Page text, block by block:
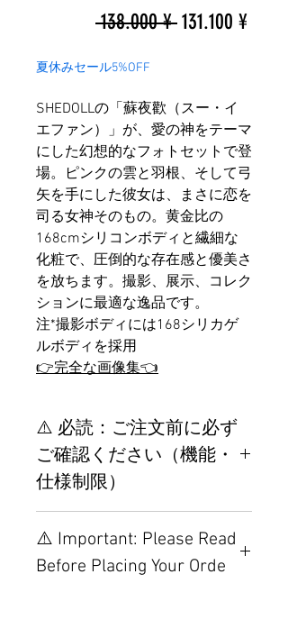
138.000 ¥ 一
格
131.100 ¥促
夏休みセール5%OFF
SHEDOLLの「蘇夜歡（スー・イ
エファン）」が、愛の神をテーマ
にした幻想的なフォトセットで登
場。ピンクの雲と羽根、そして弓
矢を手にした彼女は、まさに恋を
司る女神そのもの。黄金比の
168cmシリコンボディと繊細な
化粧で、圧倒的な存在感と優美さ
を放ちます。撮影、展示、コレク
ションに最適な逸品です。
注*撮影ボディには168シリカゲ
ルボディを採用
👉完全な画像集👈
⚠️ 必読：ご注文前に必ず
ご確認ください（機能・
仕様制限）
置制限について
その他の配置はTPEに関連し
⚠️ Important: Please Read
Before Placing Your Orde